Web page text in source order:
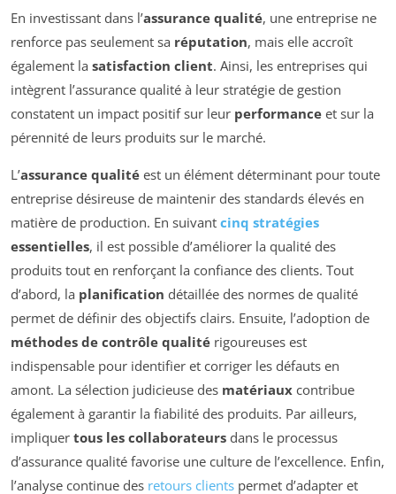
En investissant dans l’assurance qualité, une entreprise ne
renforce pas seulement sa réputation, mais elle accroît
également la satisfaction client. Ainsi, les entreprises qui
intègrent l’assurance qualité à leur stratégie de gestion
constatent un impact positif sur leur performance et sur la
pérennité de leurs produits sur le marché.
L’assurance qualité est un élément déterminant pour toute
entreprise désireuse de maintenir des standards élevés en
matière de production. En suivant cinq stratégies
essentielles, il est possible d’améliorer la qualité des
produits tout en renforçant la confiance des clients. Tout
d’abord, la planification détaillée des normes de qualité
permet de définir des objectifs clairs. Ensuite, l’adoption de
méthodes de contrôle qualité rigoureuses est
indispensable pour identifier et corriger les défauts en
amont. La sélection judicieuse des matériaux contribue
également à garantir la fiabilité des produits. Par ailleurs,
impliquer tous les collaborateurs dans le processus
d’assurance qualité favorise une culture de l’excellence. Enfin,
l’analyse continue des retours clients permet d’adapter et